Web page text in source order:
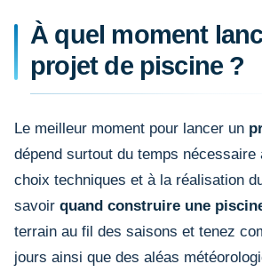
À quel moment
projet de piscine ?
Le meilleur moment pour lancer un
dépend surtout du temps nécessaire
choix techniques et à la réalisation
savoir quand construire une
terrain au fil des saisons et tenez
jours ainsi que des aléas